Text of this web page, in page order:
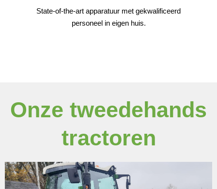
State-of-the-art apparatuur met gekwalificeerd
personeel in eigen huis.
Onze tweedehands
tractoren